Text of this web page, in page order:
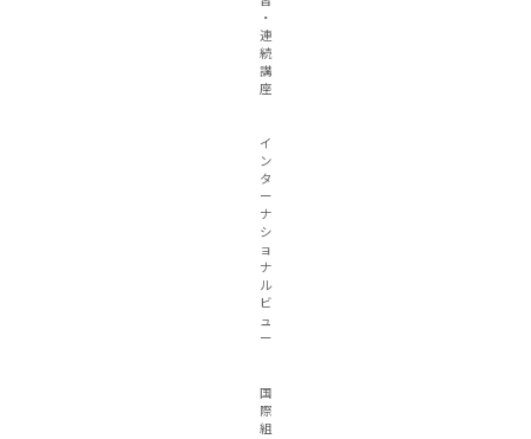
・
連
続
講
座
イ
ン
タ
ー
ナ
シ
ョ
ナ
ル
ビ
ュ
ー
国
際
組